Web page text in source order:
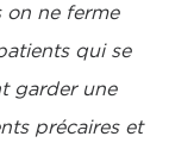
on ne ferme
qui se
garder une
précaires et